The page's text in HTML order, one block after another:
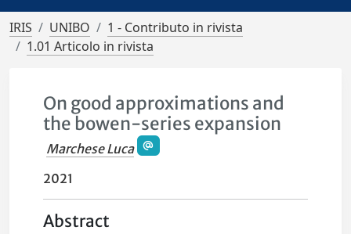
IRIS UNIBO
1 - Contributo in rivista
1.01 Articolo in rivista
On good approximations and
the bowen-series expansion
Marchese Luca
2021
Abstract